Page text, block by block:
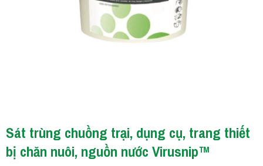
Sát trùng chuồng trại, dụng cụ, trang thiết
bị chăn nuôi, nguồn nước Virusnip™